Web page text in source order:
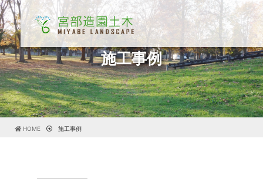
施工事例
HOME 施工事例